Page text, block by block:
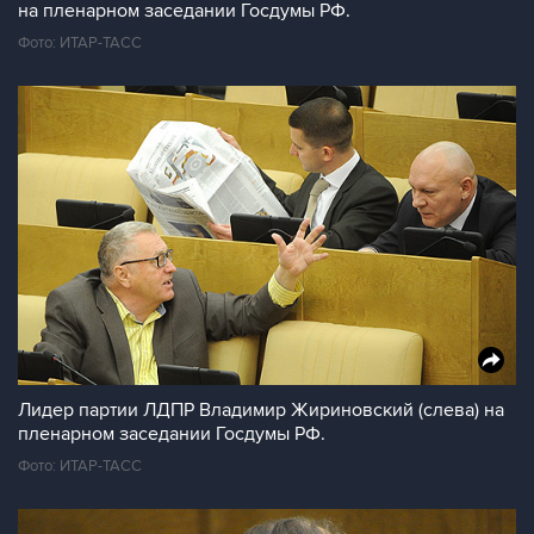
на пленарном заседании Госдумы РФ.
Фото: ИТАР-ТАСС
Лидер партии ЛДПР Владимир Жириновский (слева) на
пленарном заседании Госдумы РФ.
Фото: ИТАР-ТАСС